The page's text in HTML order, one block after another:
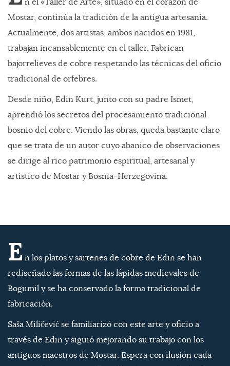
n el «Taller de Arte», situado en el corazón de
Mostar, continúa la tradición de la antigua artesanía.
Actualmente, dos artistas, ambos nacidos en 1981,
trabajan incansablemente en el taller. Fabrican
bajorrelieves de cobre respetando las técnicas del oficio
tradicional de orfebres.
Desde niño, Edin Kurt, junto con su padre Ismet,
aprendió los secretos del procesamiento tradicional
bosnio del cobre. Viendo las obras, queda bastante claro
que se trata de un autor cuyo abanico de observaciones
se dirige al rico patrimonio espiritual, artesanal y
artístico de Mostar y Bosnia-Herzegovina.
E n los platos y sartenes de cobre de Edin se han
rediseñado las formas de las lápidas medievales de
Bogumil y se ha conservado la forma tradicional de
fabricación.
Saša Miličević se familiarizó con este arte y oficio a
través de Edin y siguió mejorando su trabajo con los
antiguos maestros de Mostar. Espera con ilusión cada